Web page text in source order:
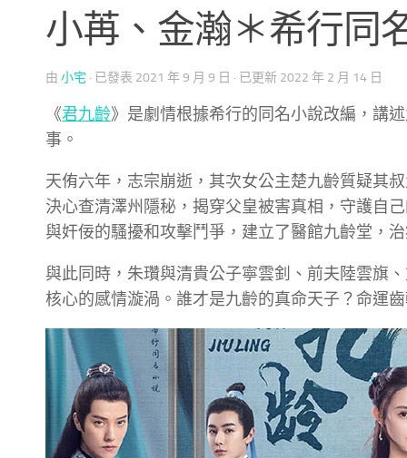
小苒、金瀚＊希行同
由 小宅 · 已發表 2021 年 9 月 9 日 · 已更新 2022 年 2 月 14 日
《君九齡》是劇情根據希行的同名小說改編，講
事。
天侑六年，志宗崩逝，其次女公主楚九齡質疑其
決心查清澤州隱秘，揭穿父皇被害真相，守護自
與奸佞的騷擾和攻擊鬥爭，建立了醫館九齡堂，治
與此同時，朱瓚與清貴公子寧雲釗、前夫陸雲旗
核心的感情漩渦。誰才是九齡的真命天子？命運齒